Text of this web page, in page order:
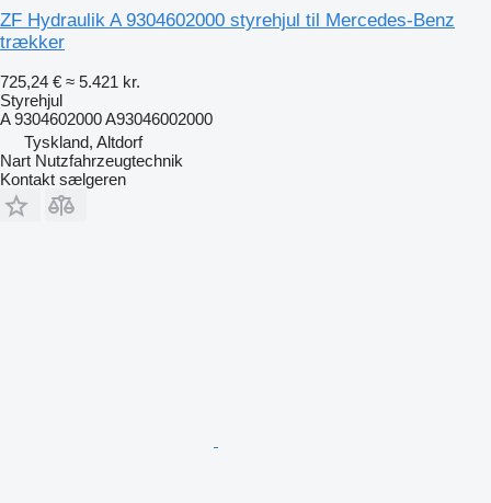
ZF Hydraulik A 9304602000 styrehjul til Mercedes-Benz
trækker
725,24 € ≈ 5.421 kr.
Styrehjul
A 9304602000 A93046002000
Tyskland, Altdorf
Nart Nutzfahrzeugtechnik
Kontakt sælgeren